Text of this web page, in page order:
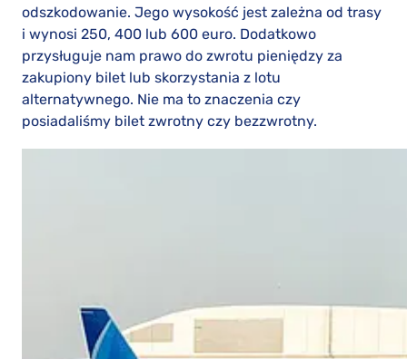
odszkodowanie. Jego wysokość jest zależna od trasy
i wynosi 250, 400 lub 600 euro. Dodatkowo
przysługuje nam prawo do zwrotu pieniędzy za
zakupiony bilet lub skorzystania z lotu
alternatywnego. Nie ma to znaczenia czy
posiadaliśmy bilet zwrotny czy bezzwrotny.